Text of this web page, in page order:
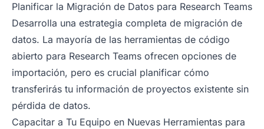
Planificar la Migración de Datos para Research Teams
Desarrolla una estrategia completa de migración de
datos. La mayoría de las herramientas de código
abierto para Research Teams ofrecen opciones de
importación, pero es crucial planificar cómo
transferirás tu información de proyectos existente sin
pérdida de datos.
Capacitar a Tu Equipo en Nuevas Herramientas para